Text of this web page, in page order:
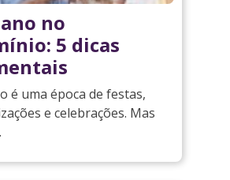
no
5 dicas
é uma época de festas,
e celebrações. Mas